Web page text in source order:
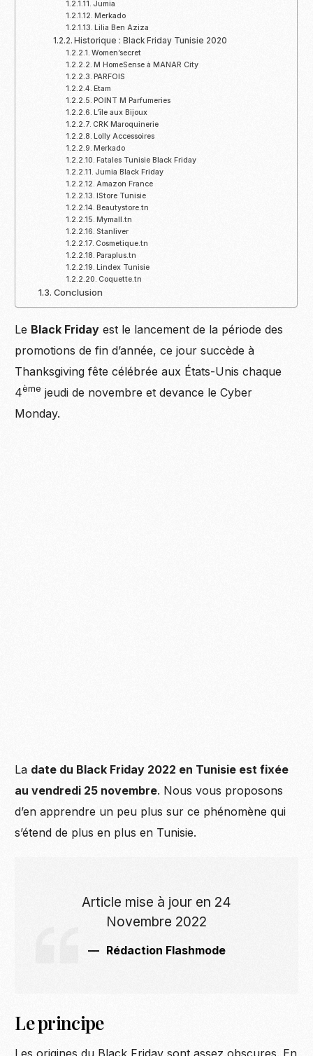
Jumia
Merkado
Lilia Ben Aziza
Historique : Black Friday Tunisie 2020
Women’secret
M HomeSense à MANAR City
PARFOIS
Etam
POINT M Parfumeries
L’île aux Bijoux
CRK Maroquinerie
Lolly Accessoires
Merkado
Fatales Tunisie Black Friday
Jumia Black Friday
Amazon France
IStore Tunisie
Beautystore.tn
Mymall.tn
Stanliver
Cosmetique.tn
Paraplus.tn
Lindex Tunisie
Coquette.tn
Conclusion
Le Black Friday est le lancement de la période des
promotions de fin d’année, ce jour succède à
Thanksgiving fête célébrée aux États-Unis chaque
4ème jeudi de novembre et devance le Cyber
Monday.
La date du Black Friday 2022 en Tunisie est fixée
au vendredi 25 novembre. Nous vous proposons
d’en apprendre un peu plus sur ce phénomène qui
s’étend de plus en plus en Tunisie.
Article mise à jour en 24
Novembre 2022
Rédaction Flashmode
Le principe
Les origines du Black Friday sont assez obscures. En